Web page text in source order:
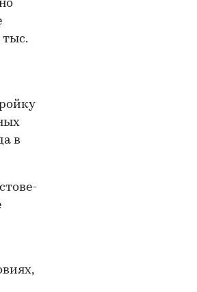
тыс.
в